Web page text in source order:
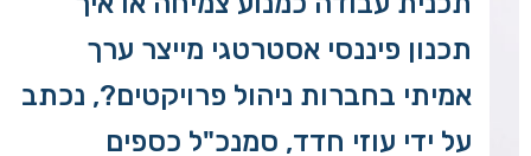
תכנון פיננסי אסטרטגי מייצר ערך
אמיתי בחברות ניהול פרויקטים?, נכתב
על ידי עוזי חדד, סמנכ"ל כספים